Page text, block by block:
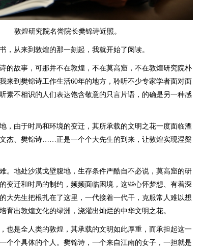
敦煌研究院名誉院长樊锦诗近照。
从来到敦煌的那一刻起，我就开始了阅读。
故事，可那并不在敦煌，不在莫高窟，不在敦煌研究院朴
来到樊锦诗工作生活60年的地方，聆听不少专家学者面对面
素不相识的人们表达饱含敬意的只言片语，的确是另一种感
由于时局和环境的变迁，其所承载的文明之花一度面临湮
杰、樊锦诗……正是一个个大先生的到来，让敦煌实现涅槃
地处沙漠戈壁腹地，生存条件严酷自不必说，莫高窟的研
变迁和时局的制约，频频面临困境，这些心怀梦想、有着深
大先生把根扎在了这里，一代接着一代干，克服常人难以想
育出敦煌文化的绿洲，浇灌出灿烂的中华文明之花。
是全人类的敦煌，其承载的文明如此厚重，而承担起这一
个个具体的个人。樊锦诗，一个来自江南的女子，一担就是